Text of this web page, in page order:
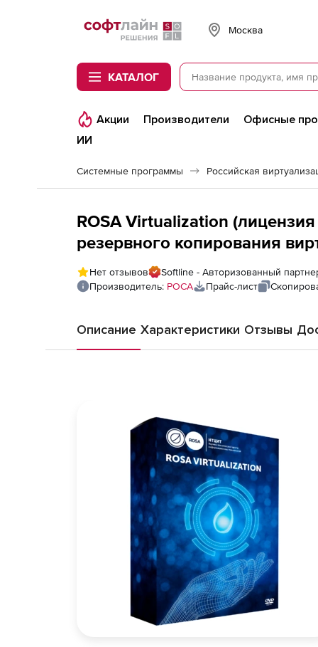
Softline
Москва
КАТАЛОГ
Акции Производители Офисные
ИИ
Системные программы
ROSA Virtualization
резервного копирования
ЦПУ + Компонент
лет расширенной поддержки
Нет отзывов
Softline - Авторизованный
Производитель: РОСА Прайс-лист
Описание Характеристики Отзывы